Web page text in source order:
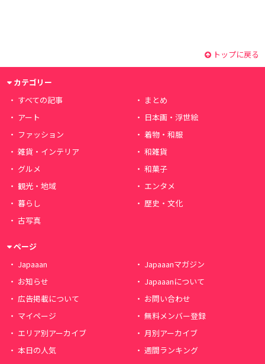
トップに戻る
カテゴリー
すべての記事
まとめ
アート
日本画・浮世絵
ファッション
着物・和服
雑貨・インテリア
和雑貨
グルメ
和菓子
観光・地域
エンタメ
暮らし
歴史・文化
古写真
ページ
Japaaan
Japaaanマガジン
お知らせ
Japaaanについて
広告掲載について
お問い合わせ
マイページ
無料メンバー登録
エリア別アーカイブ
月別アーカイブ
本日の人気
週間ランキング